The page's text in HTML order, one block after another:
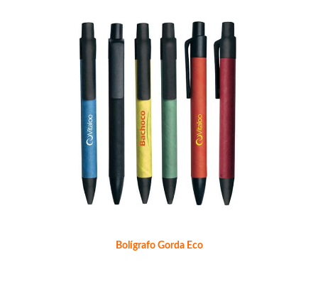
Bolígrafo Gorda Eco